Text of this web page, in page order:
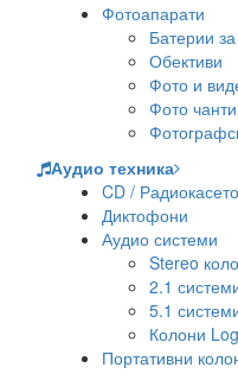
Фотоапарати
Батерии
Обективи
Фото и
Фото чанти
Аудио техника
CD /
Диктофони
Аудио системи
Stereo
2.1
5.1
Колони
Портативни